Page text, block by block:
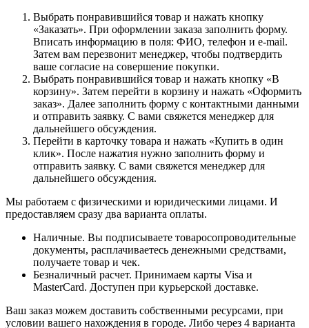
Выбрать понравившийся товар и нажать кнопку
«Заказать». При оформлении заказа заполнить форму.
Вписать информацию в поля: ФИО, телефон и e-mail.
Затем вам перезвонит менеджер, чтобы подтвердить
ваше согласие на совершение покупки.
Выбрать понравившийся товар и нажать кнопку «В
корзину». Затем перейти в корзину и нажать «Оформить
заказ». Далее заполнить форму с контактными данными
и отправить заявку. С вами свяжется менеджер для
дальнейшего обсуждения.
Перейти в карточку товара и нажать «Купить в один
клик». После нажатия нужно заполнить форму и
отправить заявку. С вами свяжется менеджер для
дальнейшего обсуждения.
Мы работаем с физическими и юридическими лицами. И
предоставляем сразу два варианта оплаты.
Наличные. Вы подписываете товаросопроводительные
документы, расплачиваетесь денежными средствами,
получаете товар и чек.
Безналичный расчет. Принимаем карты Visa и
MasterCard. Доступен при курьерской доставке.
Ваш заказ можем доставить собственными ресурсами, при
условии вашего нахождения в городе. Либо через 4 варианта